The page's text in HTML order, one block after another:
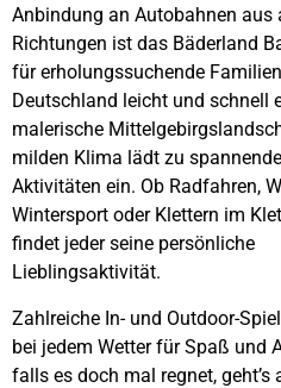
Anbindung an Autobahnen aus
Richtungen ist das Bäderland
für erholungssuchende
Deutschland leicht und schnell
malerische
milden Klima lädt zu
Aktivitäten ein. Ob Radfahren,
Wintersport oder Klettern im
findet jeder seine persönliche
Lieblingsaktivität.
Zahlreiche In- und Outdoor-
bei jedem Wetter für Spaß und
falls es doch mal regnet, geht’s